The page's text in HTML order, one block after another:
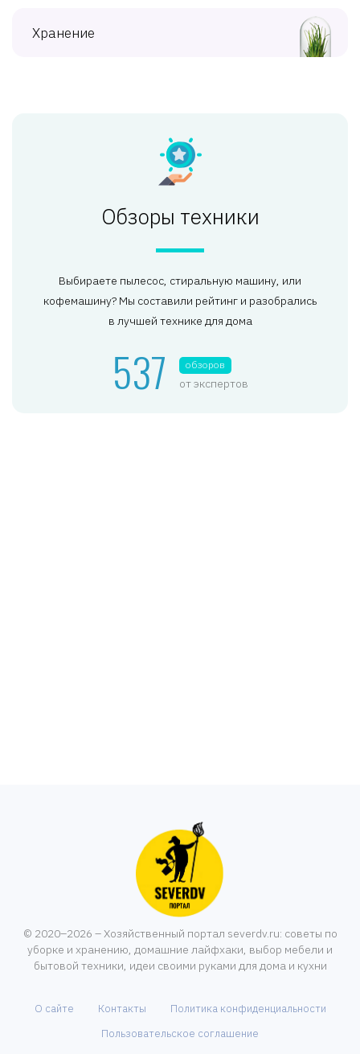
Хранение
Обзоры техники
Выбираете пылесос, стиральную машину, или
кофемашину? Мы составили рейтинг и разобрались
в лучшей технике для дома
537 обзоров
от экспертов
© 2020–2026 – Хозяйственный портал severdv.ru: советы по
уборке и хранению, домашние лайфхаки, выбор мебели и
бытовой техники, идеи своими руками для дома и кухни
О сайте Контакты
Политика конфиденциальности
Пользовательское соглашение